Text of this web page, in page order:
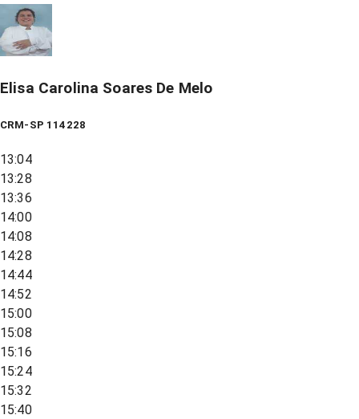
Elisa Carolina Soares De Melo
CRM-SP 114228
13:04
13:28
13:36
14:00
14:08
14:28
14:44
14:52
15:00
15:08
15:16
15:24
15:32
15:40